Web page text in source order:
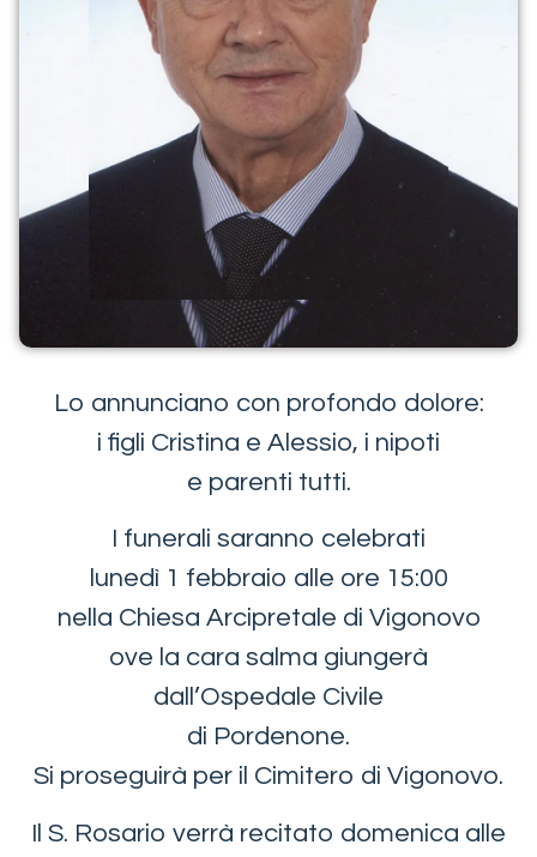
Lo annunciano con profondo dolore:
i figli Cristina e Alessio, i nipoti
e parenti tutti.
I funerali saranno celebrati
lunedì 1 febbraio alle ore 15:00
nella Chiesa Arcipretale di Vigonovo
ove la cara salma giungerà
dall’Ospedale Civile
di Pordenone.
Si proseguirà per il Cimitero di Vigonovo.
Il S. Rosario verrà recitato domenica alle